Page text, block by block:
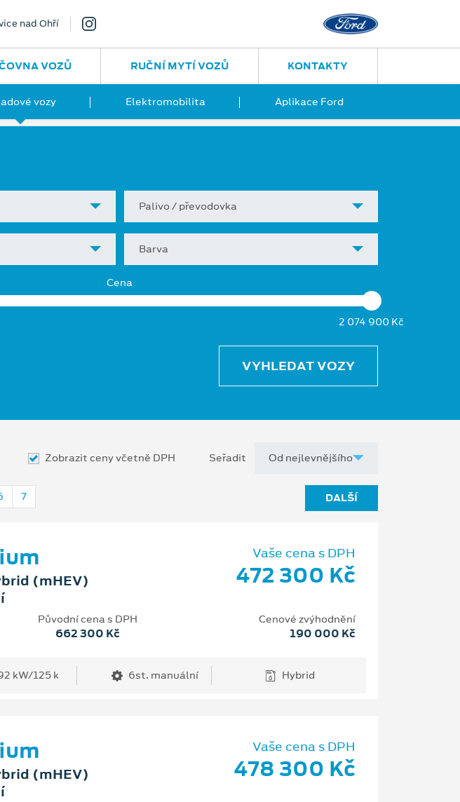
nad Ohří
vozy Elektromobilita Aplikace Ford
VOZŮ RUČNÍ MYTÍ VOZŮ KONTAKTY
Palivo / převodovka
Barva
Cena
2 074 900 Kč
VYHLEDAT VOZY
Zobrazit ceny včetně DPH Seřadit
7 DALŠÍ
(mHEV)
Vaše cena s DPH
472 300 Kč
Původní cena s DPH
662 300 Kč
Cenové zvýhodnění
190 000 Kč
kW/125 k 6st. manuální Hybrid
(mHEV)
Vaše cena s DPH
478 300 Kč